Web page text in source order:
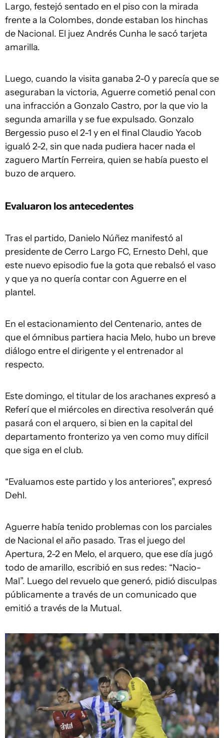
Largo, festejó sentado en el piso con la mirada
frente a la Colombes, donde estaban los hinchas
de Nacional. El juez Andrés Cunha le sacó tarjeta
amarilla.
Luego, cuando la visita ganaba 2-0 y parecía que se
aseguraban la victoria, Aguerre cometió penal con
una infracción a Gonzalo Castro, por la que vio la
segunda amarilla y se fue expulsado. Gonzalo
Bergessio puso el 2-1 y en el final Claudio Yacob
igualó 2-2, sin que nada pudiera hacer nada el
zaguero Martín Ferreira, quien se había puesto el
buzo de arquero.
Evaluaron los antecedentes
Tras el partido, Danielo Núñez manifestó al
presidente de Cerro Largo FC, Ernesto Dehl, que
este nuevo episodio fue la gota que rebalsó el vaso
y que ya no quería contar con Aguerre en el
plantel.
En el estacionamiento del Centenario, antes de
que el ómnibus partiera hacia Melo, hubo un breve
diálogo entre el dirigente y el entrenador al
respecto.
Este domingo, el titular de los arachanes expresó a
Referí que el miércoles en directiva resolverán qué
pasará con el arquero, si bien en la capital del
departamento fronterizo ya ven como muy difícil
que siga en el club.
“Evaluamos este partido y los anteriores”, expresó
Dehl.
Aguerre había tenido problemas con los parciales
de Nacional el año pasado. Tras el juego del
Apertura, 2-2 en Melo, el arquero, que ese día jugó
todo de amarillo, escribió en sus redes: “Nacio-
Mal”. Luego del revuelo que generó, pidió disculpas
públicamente a través de un comunicado que
emitió a través de la Mutual.